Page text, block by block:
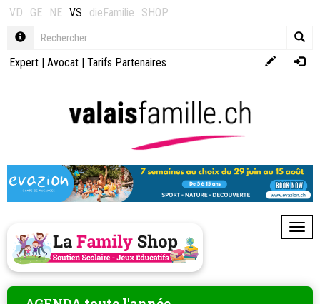
VD GE NE VS dieFamilie SHOP
Expert | Avocat | Tarifs Partenaires